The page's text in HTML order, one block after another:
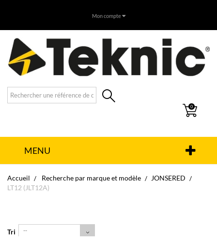
Mon compte
0
MENU
Accueil Recherche par marque et modèle
JONSERED
LT12 (JLT12A)
Tri --